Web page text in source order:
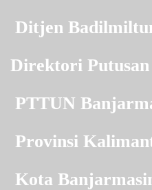
Ditjen
Direktori
PTTUN
Provinsi
Kota